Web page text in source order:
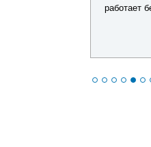
работает без